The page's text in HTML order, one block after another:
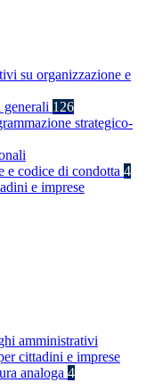
su organizzazione e
126
strategico-
e codice di condotta 4
e imprese
amministrativi
cittadini e imprese
analoga 4